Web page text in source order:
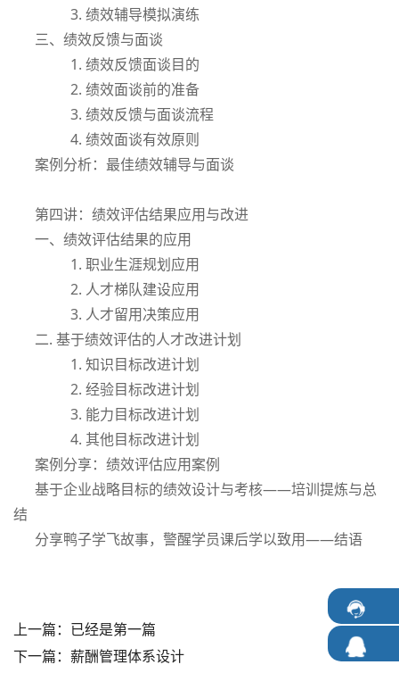
3. 绩效辅导模拟演练
三、绩效反馈与面谈
1. 绩效反馈面谈目的
2. 绩效面谈前的准备
3. 绩效反馈与面谈流程
4. 绩效面谈有效原则
案例分析：最佳绩效辅导与面谈
第四讲：绩效评估结果应用与改进
一、绩效评估结果的应用
1. 职业生涯规划应用
2. 人才梯队建设应用
3. 人才留用决策应用
二. 基于绩效评估的人才改进计划
1. 知识目标改进计划
2. 经验目标改进计划
3. 能力目标改进计划
4. 其他目标改进计划
案例分享：绩效评估应用案例
基于企业战略目标的绩效设计与考核——培训提炼与总
结
分享鸭子学飞故事，警醒学员课后学以致用——结语
上一篇：已经是第一篇
下一篇： 薪酬管理体系设计